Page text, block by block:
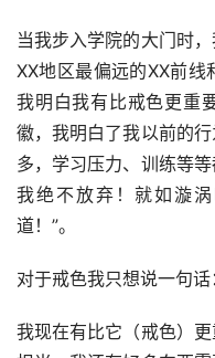
当我步入学院的大门时
XX地区最偏远的XX前线
我明白我有比戒色更重
徽，我明白了我以前的
多，学习压力、训练等
我绝不放弃！就如漩
道！”。
对于戒色我只想说一句话
我现在有比它（戒色）更